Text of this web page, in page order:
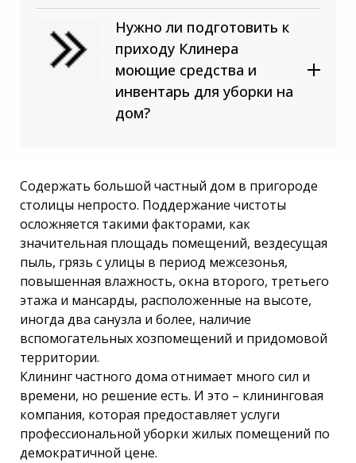
Нужно ли подготовить к
приходу Клинера
моющие средства и
инвентарь для уборки на
дом?
Содержать большой частный дом в пригороде
столицы непросто. Поддержание чистоты
осложняется такими факторами, как
значительная площадь помещений, вездесущая
пыль, грязь с улицы в период межсезонья,
повышенная влажность, окна второго, третьего
этажа и мансарды, расположенные на высоте,
иногда два санузла и более, наличие
вспомогательных хозпомещений и придомовой
территории.
Клининг частного дома отнимает много сил и
времени, но решение есть. И это – клининговая
компания, которая предоставляет услуги
профессиональной уборки жилых помещений по
демократичной цене.